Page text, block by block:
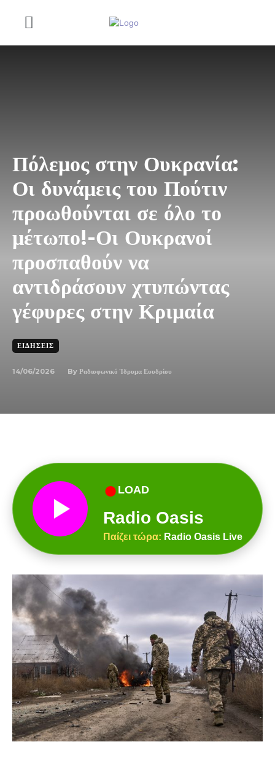
Πόλεμος στην Ουκρανία:
Οι δυνάμεις του Πούτιν
προωθούνται σε όλο το
μέτωπο!-Οι Ουκρανοί
προσπαθούν να
αντιδράσουν χτυπώντας
γέφυρες στην Κριμαία
ΕΙΔΉΣΕΙΣ
14/06/2026 By Ραδιοφωνικό Ίδρυμα Ευυδρίου
● LOAD
Radio Oasis
Παίζει τώρα: Radio Oasis Live